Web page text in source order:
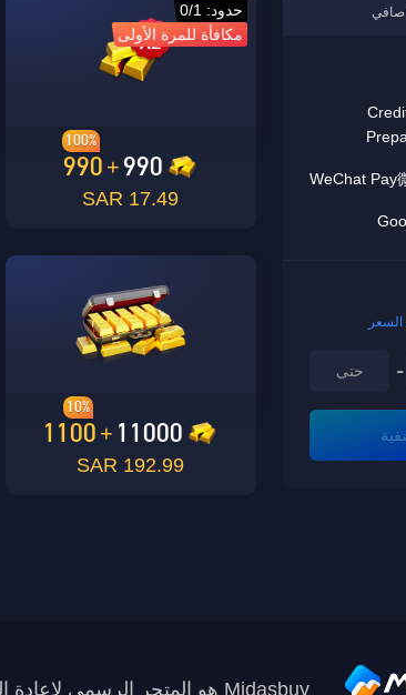
صافي
WeChat Pay
-
حدود: 0/1
مكافأة للمرة الأولى
990
+
990
100%
17.49 SAR
11000
+
1100
10%
192.99 SAR
Midasbuy هو المتجر الرسمي لإعادة الشحن من Tencent. ادفع بأمان وسرعة ومتعة في Midasbuy.